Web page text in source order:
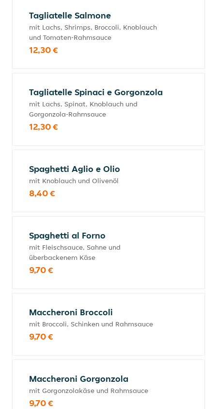
Tagliatelle Salmone
mit Lachs, Shrimps, Broccoli, Knoblauch
und Tomaten-Rahmsauce
12,30 €
Tagliatelle Spinaci e Gorgonzola
mit Lachs, Spinat, Knoblauch und
Gorgonzola-Rahmsauce
12,30 €
Spaghetti Aglio e Olio
mit Knoblauch und Olivenöl
8,40 €
Spaghetti al Forno
mit Fleischsauce, Sahne und
überbackenem Käse
9,70 €
Maccheroni Broccoli
mit Broccoli, Schinken und Rahmsauce
9,70 €
Maccheroni Gorgonzola
mit Gorgonzolakäse und Rahmsauce
9,70 €